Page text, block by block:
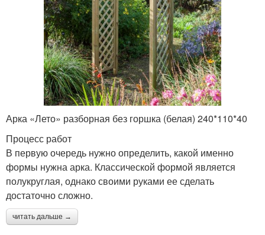
Арка «Лето» разборная без горшка (белая) 240*110*40
Процесс работ
В первую очередь нужно определить, какой именно
формы нужна арка. Классической формой является
полукруглая, однако своими руками ее сделать
достаточно сложно.
читать дальше →